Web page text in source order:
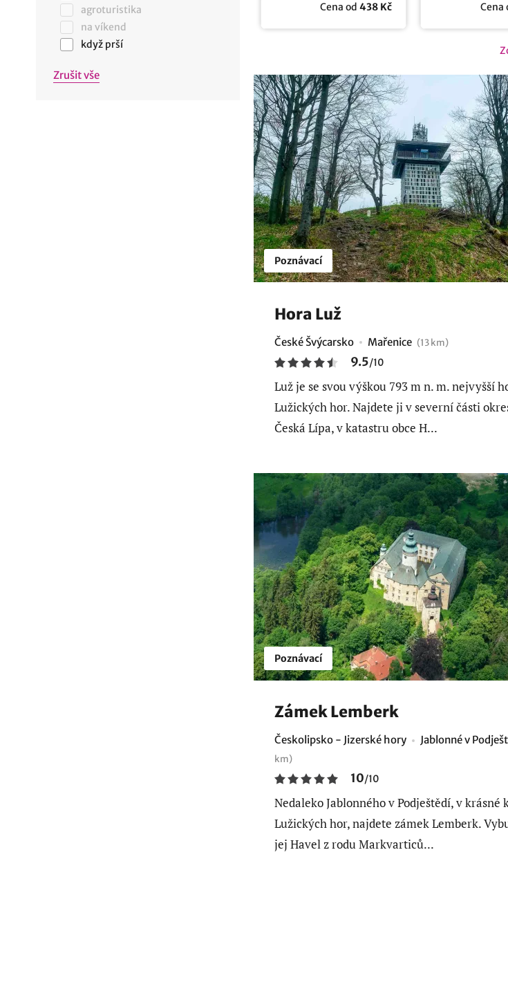
agroturistika
na víkend
když prší
Zrušit vše
Cena od438 Kč Cena
Poznávací
Hora Luž
České Švýcarsko Mařenice (13 km)
9.5/10
Luž je se svou výškou 793 m n. m. nejvyšší
Lužických hor. Najdete ji v severní části
Česká Lípa, v katastru obce H...
Poznávací
Zámek Lemberk
Českolipsko - Jizerské hory Jablonné v
km)
10/10
Nedaleko Jablonného v Podještědí, v krásné
Lužických hor, najdete zámek Lemberk.
jej Havel z rodu Markvarticů...